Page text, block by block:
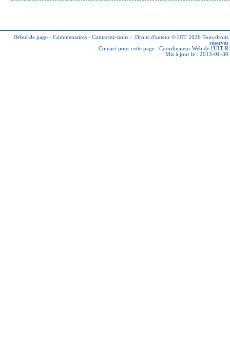
Début de page - Commentaires - Contactez-nous - Droits d'auteur © UIT 2026 Tous droits
réservés
Contact pour cette page : Coordinateur Web de l'UIT-R
Mis à jour le : 2013-01-30